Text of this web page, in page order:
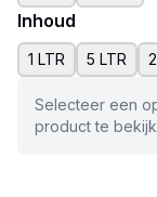
Inhoud
1 LTR 5 LTR
Selecteer een
product te